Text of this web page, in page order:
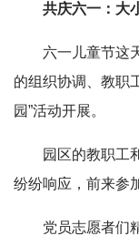
共庆六一：大
六一儿童节这
的组织协调、教职
园”活动开展。
园区的教职工
纷纷响应，前来参
党员志愿者们